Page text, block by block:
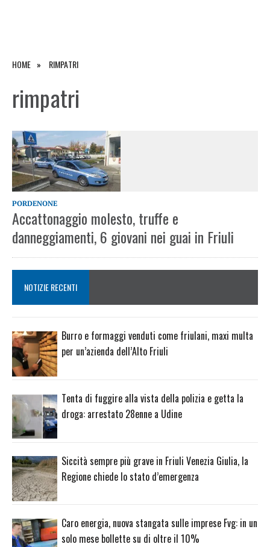
HOME RIMPATRI
rimpatri
PORDENONE
Accattonaggio molesto, truffe e
danneggiamenti, 6 giovani nei guai in Friuli
NOTIZIE RECENTI
Burro e formaggi venduti come friulani, maxi multa
per un’azienda dell’Alto Friuli
Tenta di fuggire alla vista della polizia e getta la
droga: arrestato 28enne a Udine
Siccità sempre più grave in Friuli Venezia Giulia, la
Regione chiede lo stato d’emergenza
Caro energia, nuova stangata sulle imprese Fvg: in un
solo mese bollette su di oltre il 10%